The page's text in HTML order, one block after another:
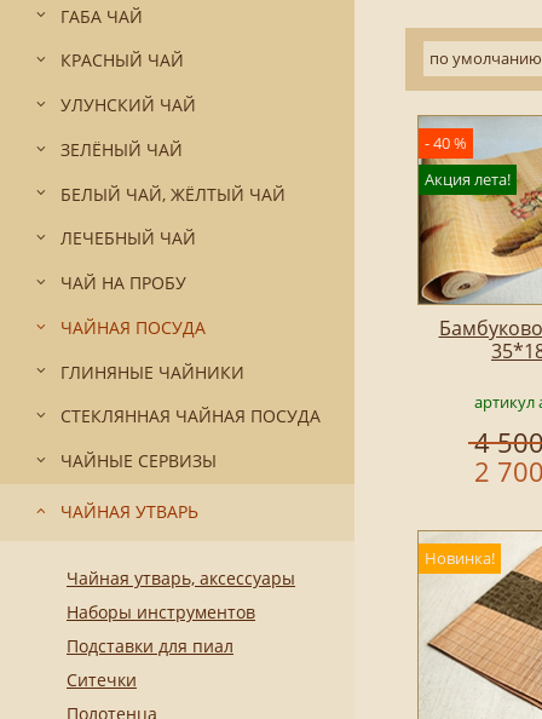
ГАБА ЧАЙ
КРАСНЫЙ ЧАЙ
УЛУНСКИЙ ЧАЙ
ЗЕЛЁНЫЙ ЧАЙ
БЕЛЫЙ ЧАЙ, ЖЁЛТЫЙ ЧАЙ
ЛЕЧЕБНЫЙ ЧАЙ
ЧАЙ НА ПРОБУ
ЧАЙНАЯ ПОСУДА
ГЛИНЯНЫЕ ЧАЙНИКИ
СТЕКЛЯННАЯ ЧАЙНАЯ ПОСУДА
ЧАЙНЫЕ СЕРВИЗЫ
ЧАЙНАЯ УТВАРЬ
Чайная утварь, аксессуары
Наборы инструментов
Подставки для пиал
Ситечки
Полотенца
по умолчанию
- 40 %
Акция лета!
артикул
4
2
Новинка!